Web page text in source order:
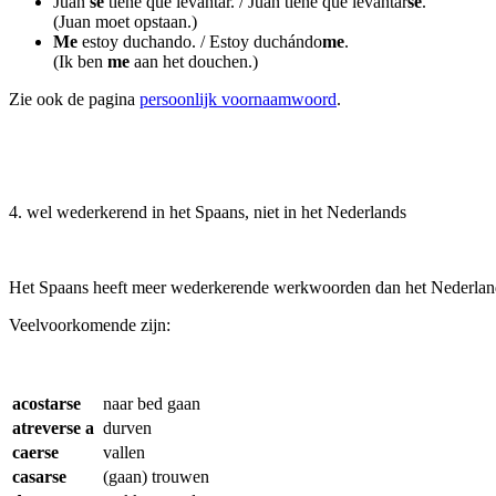
(Juan moet opstaan.)
Me estoy duchando. / Estoy duchándome.
(Ik ben me aan het douchen.)
Zie ook de pagina persoonlijk voornaamwoord.
4. wel wederkerend in het Spaans, niet in het Nederlands
Het Spaans heeft meer wederkerende werkwoorden dan het
Veelvoorkomende zijn:
acostarse
naar bed gaan
atreverse a durven
caerse
vallen
casarse
(gaan) trouwen